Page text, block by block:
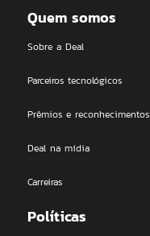
Quem somos
Sobre a Deal
Parceiros tecnológicos
Prêmios e reconhecimentos
Deal na mídia
Carreiras
Políticas